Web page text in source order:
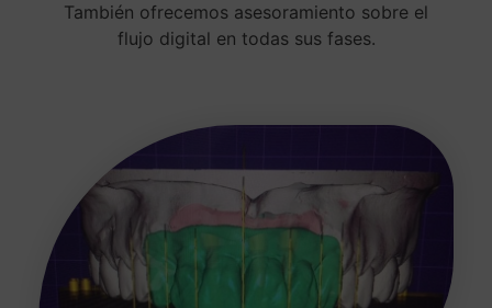
También ofrecemos asesoramiento sobre el
flujo digital en todas sus fases.